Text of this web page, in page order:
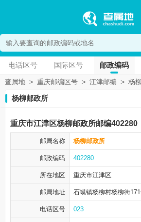
电话区号 国际区号 邮政编码
查属地 > 重庆邮编区号 > 江津邮编 > 杨
杨柳邮政所
重庆市江津区杨柳邮政所邮编402280
邮局名称 杨柳邮政所
邮政编码 402280
所在地区 重庆市江津区
邮局地址 石蟆镇杨柳村杨柳街
电话区号 023